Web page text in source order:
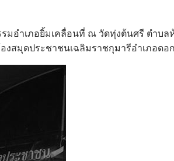
อำเภอยิ้มเคลื่อนที่ ณ วัดทุ่งต้นศรี ตำบล
งสมุดประชาชนเฉลิมราชกุมารีอำเภอดอ